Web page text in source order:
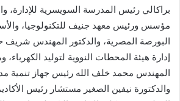
براكالي رئيس المدرسة السويسرية للإدارة،
مؤسس ورئيس معهد جنيف للتكنولوجيا،
البورصة المصرية، والدكتور المهندس
إدارة هيئة المحطات النووية لتوليد الكهرباء،
المهندس محمد خلف الله رئيس جهاز تنمية
والدكتورة نيفين الصغير مستشار رئيس